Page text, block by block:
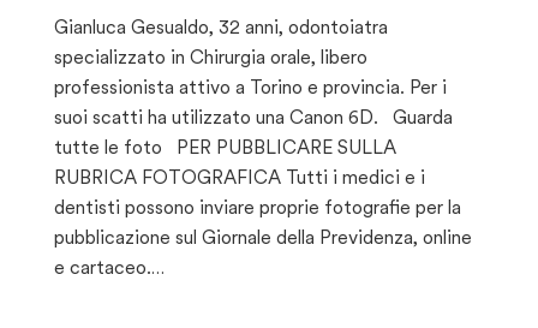
Gianluca Gesualdo, 32 anni, odontoiatra
specializzato in Chirurgia orale, libero
professionista attivo a Torino e provincia. Per i
suoi scatti ha utilizzato una Canon 6D. Guarda
tutte le foto PER PUBBLICARE SULLA
RUBRICA FOTOGRAFICA Tutti i medici e i
dentisti possono inviare proprie fotografie per la
pubblicazione sul Giornale della Previdenza, online
e cartaceo.…